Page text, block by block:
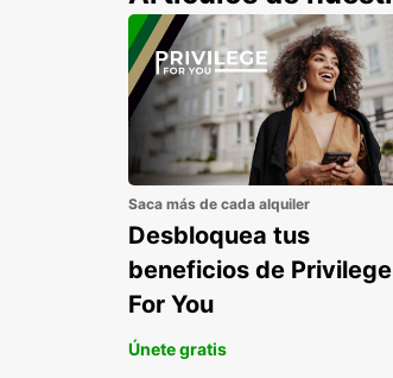
Saca más de cada alquiler
Desbloquea tus
beneficios de Privilege
For You
Únete gratis